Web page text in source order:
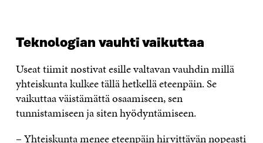
Teknologian vauhti vaikuttaa
Useat tiimit nostivat esille valtavan vauhdin millä
yhteiskunta kulkee tällä hetkellä eteenpäin. Se
vaikuttaa väistämättä osaamiseen, sen
tunnistamiseen ja siten hyödyntämiseen.
– Yhteiskunta menee eteenpäin hirvittävän nopeasti